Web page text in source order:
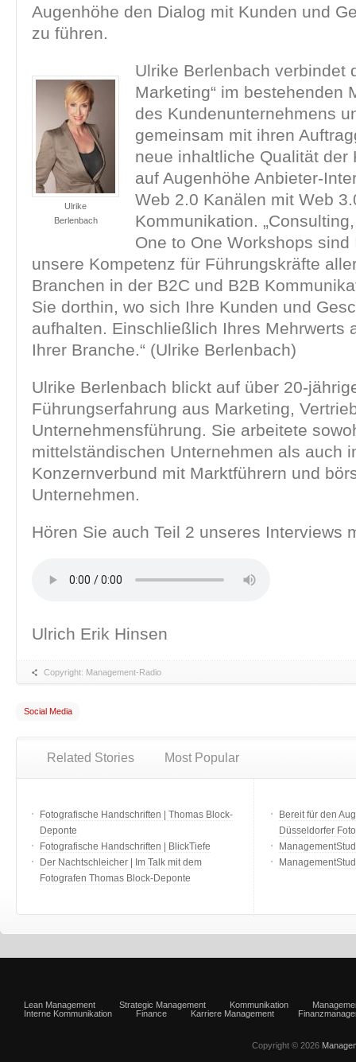
Augenhöhe den Dialog mit Kunden und
zu führen.
Ulrike
Berlenbach
Ulrike Berlenbach verbindet
Marketing“ im bestehenden
des Kundenunternehmens
gemeinsam mit ihren
neue inhaltliche Qualität der
auf Augenhöhe Anbieter-
Web 2.0 Kanälen mit Web
Kommunikation.
One to One Workshops sind
unsere Kompetenz für Führungskräfte
Branchen in der B2C und B2B
Sie dorthin, wo sich Ihre Kunden und
aufhalten. Einschließlich Ihres Mehrwerts
Ihrer Branche.“ (Ulrike Berlenbach)
Ulrike Berlenbach blickt auf über 20-
Führungserfahrung aus Marketing,
Unternehmensführung. Sie arbeitete
mittelständischen Unternehmen als auch
Konzernverbund mit Marktführern und
Unternehmen.
Hören Sie auch Teil 2 unseres Interviews
Ulrich Erik Hinsen
Copyright: Management-Radio
Social Media
Related Stories Most Popular
Fotografische Handschriften | Thomas Block-
Deponte
Fotografische Handschriften | BlickTiefe
Der Nachtschleicher | Im Talk mit dem
Fotografen Thomas Block-Deponte
Bereit für den
Düsseldorfer
Lean Management Strategic Management Kommunikation
Interne Kommunikation
Finance Karriere Management
Copyright © 2026